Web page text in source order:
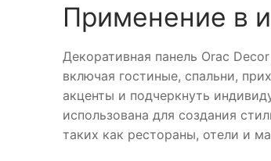
Применение в
Декоративная панель Orac
включая гостиные, спальни,
акценты и подчеркнуть
использована для создания
таких как рестораны, отели и